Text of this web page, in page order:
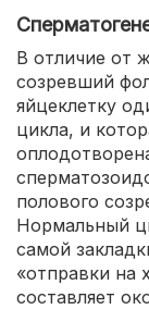
В отличие от
созревший
яйцеклетку
цикла, и
полового
Нормальный
самой
«отправки на
составляет